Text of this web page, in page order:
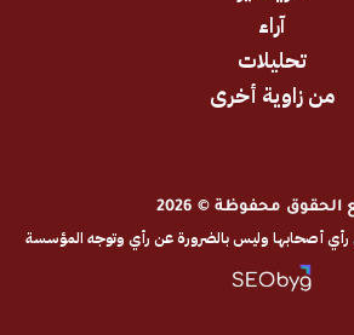
أخرى
© 2026
وليس بالضرورة عن رأي وتوجه المؤسسة